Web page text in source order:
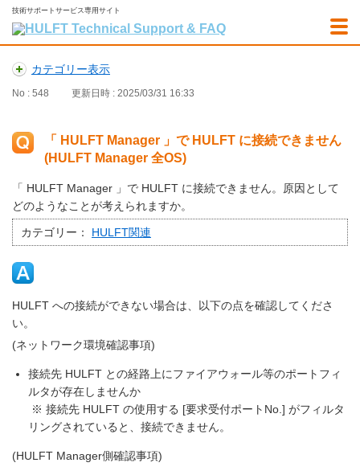
技術サポートサービス専用サイト
カテゴリー表示
No : 548 更新日時 : 2025/03/31 16:33
「 HULFT Manager 」で HULFT に接続できません
(HULFT Manager 全OS)
「 HULFT Manager 」で HULFT に接続できません。原因として
どのようなことが考えられますか。
カテゴリー： HULFT関連
HULFT への接続ができない場合は、以下の点を確認してくださ
い。
(ネットワーク環境確認事項)
接続先 HULFT との経路上にファイアウォール等のポートフィ
ルタが存在しませんか
※ 接続先 HULFT の使用する [要求受付ポートNo.] がフィルタ
リングされていると、接続できません。
(HULFT Manager側確認事項)